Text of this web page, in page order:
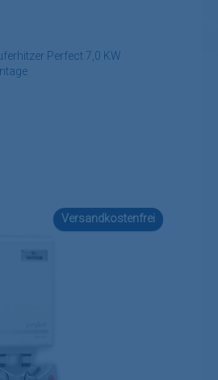
Perfect 7,0 KW
Versandkostenfrei